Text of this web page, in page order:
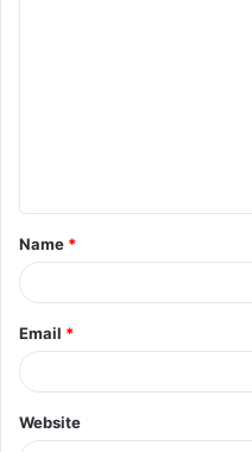
t
*
Name *
Email *
Website